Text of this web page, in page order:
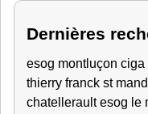
Dernières
esog montluçon
thierry franck st
chatellerault esog le